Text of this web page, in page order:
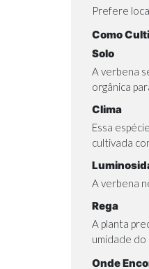
Prefere
Como
Solo
A verbena
orgânica
Clima
Essa
cultivada
A verbena
Rega
A planta
umidade do
Onde